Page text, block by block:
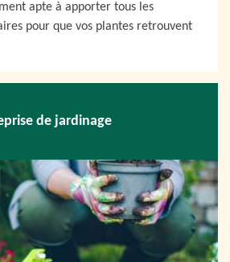
apte à apporter tous les
pour que vos plantes retrouvent
de jardinage